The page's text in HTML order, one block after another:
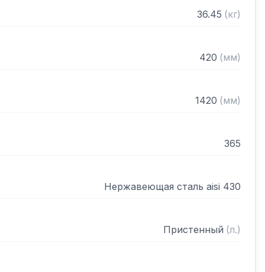
(жироуловителями)
36.45 (кг)
420 (мм)
1420 (мм)
365
Нержавеющая сталь aisi 430
Пристенный (л.)